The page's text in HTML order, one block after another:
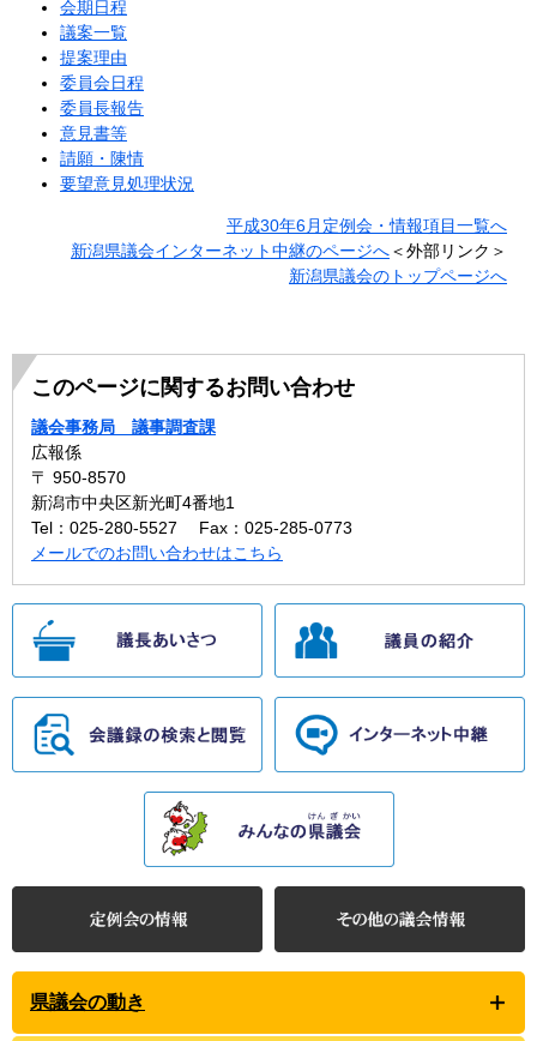
会期日程
議案一覧
提案理由
委員会日程
委員長報告
意見書等
請願・陳情
要望意見処理状況
平成30年6月定例会・情報項目一覧へ
新潟県議会インターネット中継のページへ＜外部リンク＞
新潟県議会のトップページへ
このページに関するお問い合わせ
議会事務局 議事調査課
広報係
〒 950-8570
新潟市中央区新光町4番地1
Tel：025-280-5527
Fax：025-285-0773
メールでのお問い合わせはこちら
県議会の動き